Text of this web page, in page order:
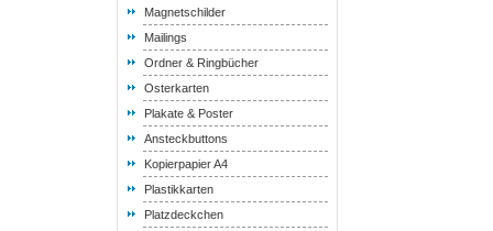
Magnetschilder
Mailings
Ordner & Ringbücher
Osterkarten
Plakate & Poster
Ansteckbuttons
Kopierpapier A4
Plastikkarten
Platzdeckchen